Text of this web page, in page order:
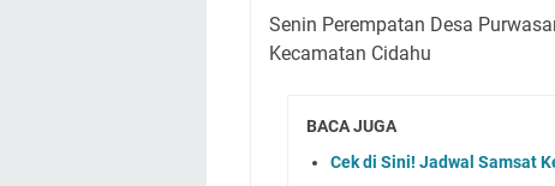
Senin Perempatan Desa
Kecamatan Cidahu
BACA JUGA
Cek di Sini! Jadwal Samsat